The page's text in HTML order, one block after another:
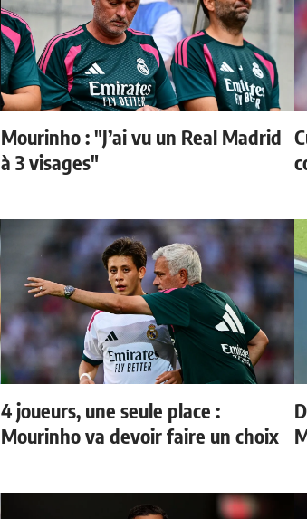
Mourinho : "J’ai vu un Real Madrid
à 3 visages"
4 joueurs, une seule place :
Mourinho va devoir faire un choix